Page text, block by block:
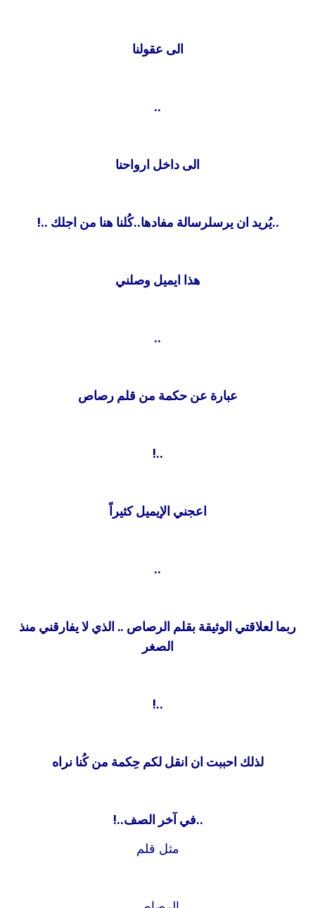
الى عقولنا
..
الى داخل ارواحنا
..يُريد ان يرسلرسالة مفادها..كُلنا هنا من اجلك..!
هذا ايميل وصلني
..
عبارة عن حكمة من قلم رصاص
..!
اعجني الإيميل كثيراً
..
ربما لعلاقتي الوثيقة بقلم الرصاص .. الذي لا يفارقني منذ
الصغر
..!
لذلك احببت ان انقل لكم حِكمة من كُنا نراه
..في آخر الصف..!
مثل قلم